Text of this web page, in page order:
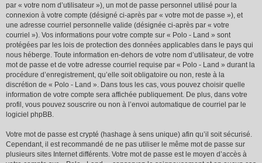
par « votre nom d’utilisateur »), un mot de passe personnel utilisé pour la
connexion à votre compte (désigné ci-après par « votre mot de passe »), et
une adresse courriel personnelle valide (désignée ci-après par « votre
courriel »). Vos informations pour votre compte sur « Polo - Land » sont
protégées par les lois de protection des données applicables dans le pays qui
nous héberge. Toute information en-dehors de votre nom d’utilisateur, de votre
mot de passe et de votre adresse courriel requise par « Polo - Land » durant la
procédure d’enregistrement, qu’elle soit obligatoire ou non, reste à la
discrétion de « Polo - Land ». Dans tous les cas, vous pouvez choisir quelle
information de votre compte sera affichée publiquement. De plus, dans votre
profil, vous pouvez souscrire ou non à l’envoi automatique de courriel par le
logiciel phpBB.
Votre mot de passe est crypté (hashage à sens unique) afin qu’il soit sécurisé.
Cependant, il est recommandé de ne pas utiliser le même mot de passe sur
plusieurs sites Internet différents. Votre mot de passe est le moyen d’accès à